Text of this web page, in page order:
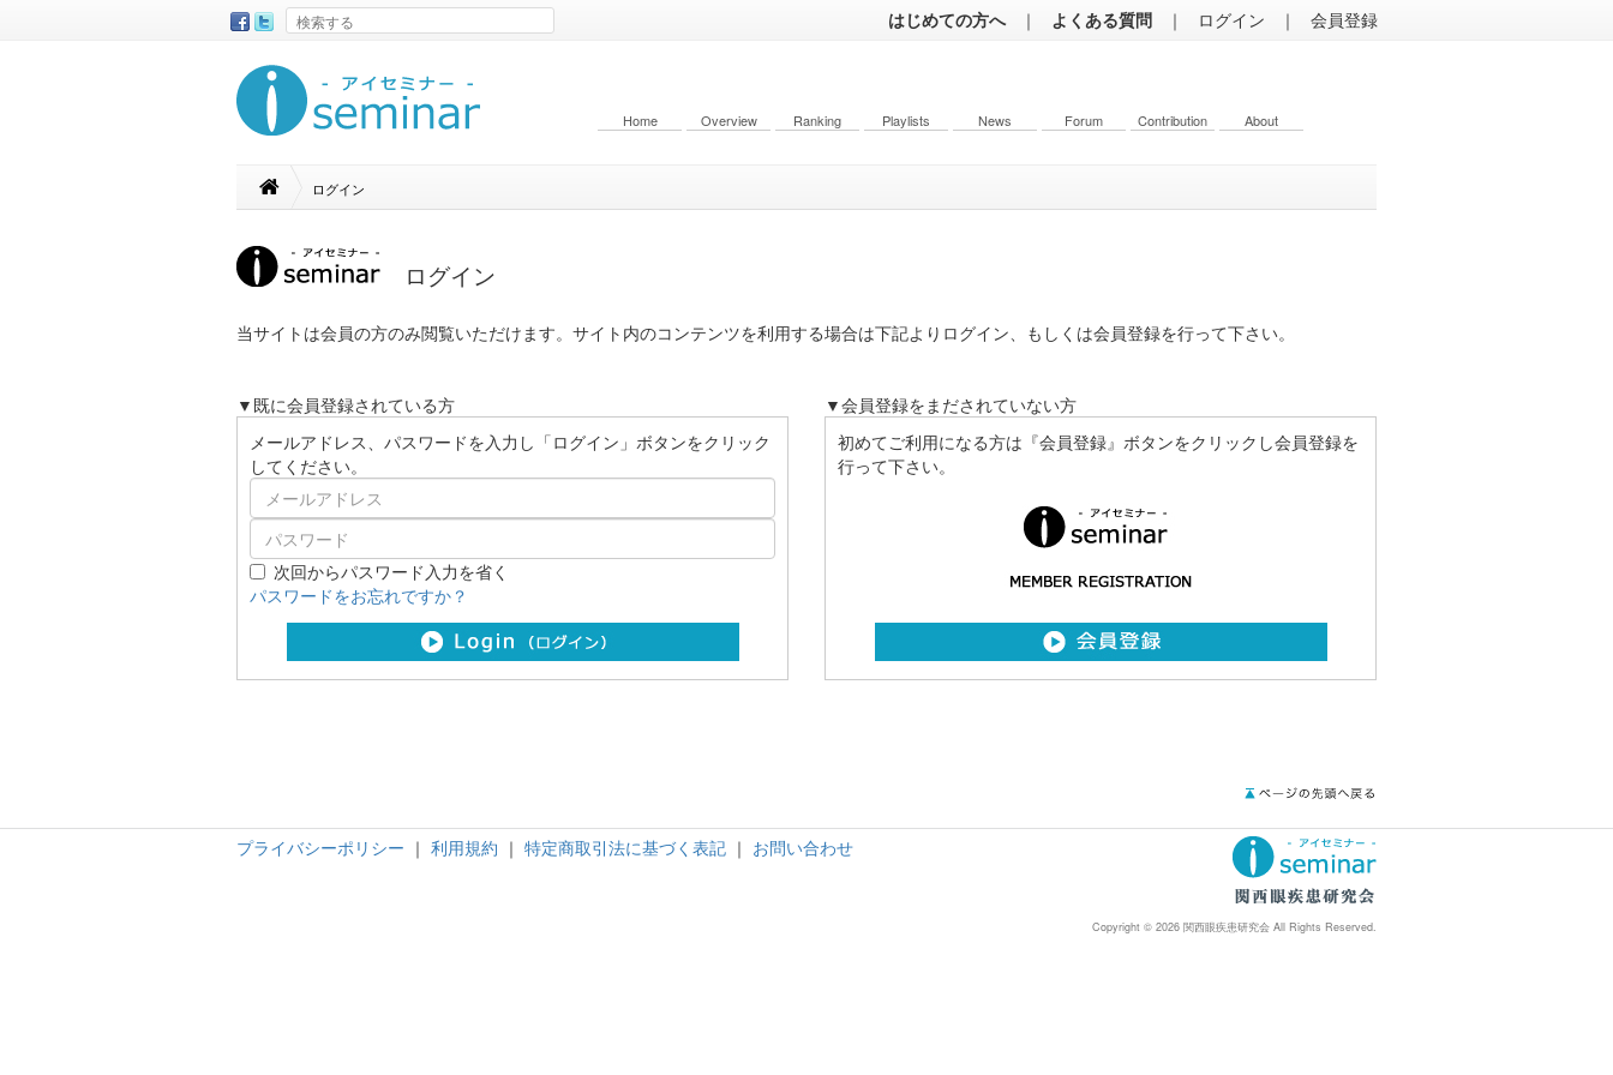
はじめての方へ ｜ よくある質問 ｜ ログイン ｜ 会員登録
Home Overview Ranking Playlists News Forum Contribution About
ログイン
ログイン
当サイトは会員の方のみ閲覧いただけます。サイト内のコンテンツを利用する場合は下記よりログイン、もしくは会員登録を行って下さい。
▼既に会員登録されている方
メールアドレス、パスワードを入力し「ログイン」ボタンをクリック
してください。
次回からパスワード入力を省く
パスワードをお忘れですか？
▼会員登録をまだされていない方
初めてご利用になる方は『会員登録』ボタンをクリックし会員登録を
行って下さい。
プライバシーポリシー ｜ 利用規約 ｜ 特定商取引法に基づく表記 ｜ お問い合わせ
Copyright © 2026 関西眼疾患研究会 All Rights Reserved.